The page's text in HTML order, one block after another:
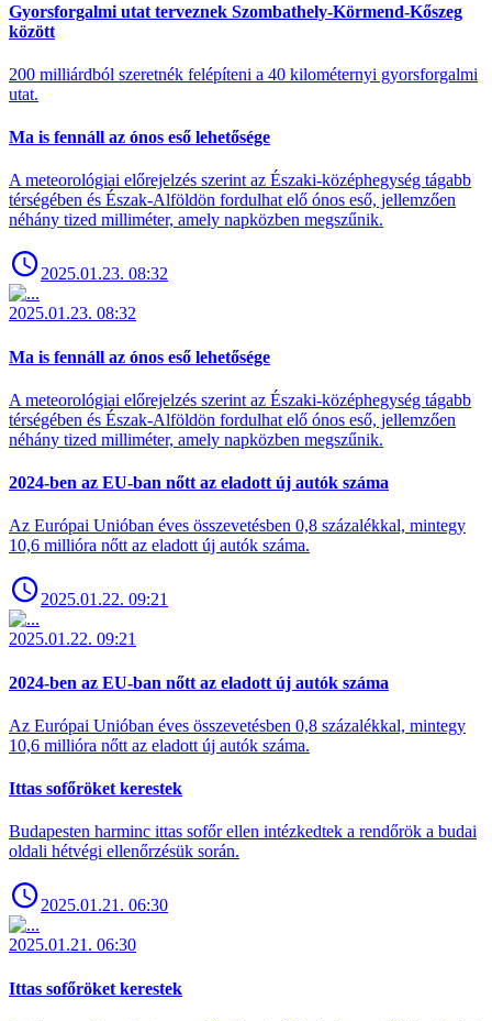
Gyorsforgalmi utat terveznek Szombathely-Körmend-Kőszeg
között
200 milliárdból szeretnék felépíteni a 40 kilométernyi gyorsforgalmi
utat.
Ma is fennáll az ónos eső lehetősége
A meteorológiai előrejelzés szerint az Északi-középhegység tágabb
térségében és Észak-Alföldön fordulhat elő ónos eső, jellemzően
néhány tized milliméter, amely napközben megszűnik.
2025.01.23. 08:32
2025.01.23. 08:32
Ma is fennáll az ónos eső lehetősége
A meteorológiai előrejelzés szerint az Északi-középhegység tágabb
térségében és Észak-Alföldön fordulhat elő ónos eső, jellemzően
néhány tized milliméter, amely napközben megszűnik.
2024-ben az EU-ban nőtt az eladott új autók száma
Az Európai Unióban éves összevetésben 0,8 százalékkal, mintegy
10,6 millióra nőtt az eladott új autók száma.
2025.01.22. 09:21
2025.01.22. 09:21
2024-ben az EU-ban nőtt az eladott új autók száma
Az Európai Unióban éves összevetésben 0,8 százalékkal, mintegy
10,6 millióra nőtt az eladott új autók száma.
Ittas sofőröket kerestek
Budapesten harminc ittas sofőr ellen intézkedtek a rendőrök a budai
oldali hétvégi ellenőrzésük során.
2025.01.21. 06:30
2025.01.21. 06:30
Ittas sofőröket kerestek